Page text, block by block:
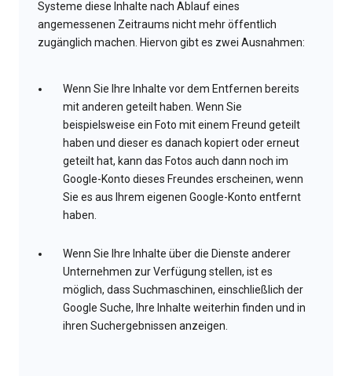
Systeme diese Inhalte nach Ablauf eines
angemessenen Zeitraums nicht mehr öffentlich
zugänglich machen. Hiervon gibt es zwei Ausnahmen:
Wenn Sie Ihre Inhalte vor dem Entfernen bereits
mit anderen geteilt haben. Wenn Sie
beispielsweise ein Foto mit einem Freund geteilt
haben und dieser es danach kopiert oder erneut
geteilt hat, kann das Fotos auch dann noch im
Google-Konto dieses Freundes erscheinen, wenn
Sie es aus Ihrem eigenen Google-Konto entfernt
haben.
Wenn Sie Ihre Inhalte über die Dienste anderer
Unternehmen zur Verfügung stellen, ist es
möglich, dass Suchmaschinen, einschließlich der
Google Suche, Ihre Inhalte weiterhin finden und in
ihren Suchergebnissen anzeigen.